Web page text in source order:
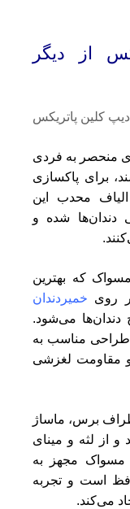
از دیگر
منحصر به فردی
برای پاکسازی
محدب این
دندان‌ها شده و
که بهترین
روی خمیردندان
دندان‌ها می‌شود.
طراحی مناسب به
و مقاومت لغزشی
برس، ماساژ
و از لثه و مینای
مسواک مجهز به
است و تجربه
می‌کند.